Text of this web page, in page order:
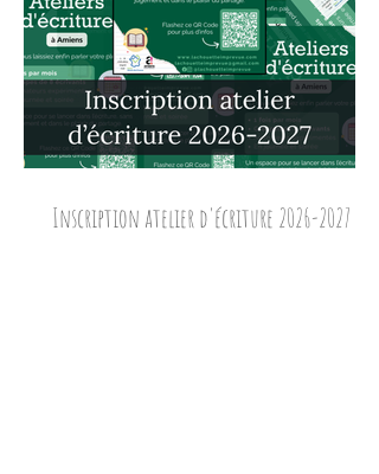
Inscription atelier d'écriture 2026-2027